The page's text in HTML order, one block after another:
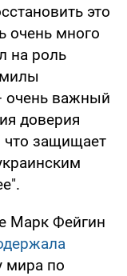
это
очень много
на роль
очень важный
доверия
что защищает
Марк Фейгин
мира по